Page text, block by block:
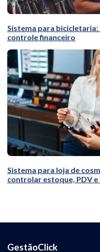
Sistema para
controle financeiro
Sistema para loja de
controlar estoque, PDV
GestãoClick